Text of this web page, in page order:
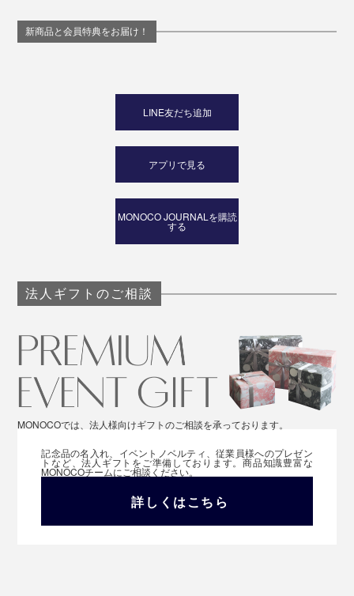
新商品と会員特典をお届け！
LINE友だち追加
アプリで見る
MONOCO JOURNALを購読
する
法人ギフトのご相談
MONOCOでは、法人様向けギフトのご相談を承っております。
記念品の名入れ、イベントノベルティ、従業員様へのプレゼン
トなど、法人ギフトをご準備しております。商品知識豊富な
MONOCOチームにご相談ください。
詳しくはこちら